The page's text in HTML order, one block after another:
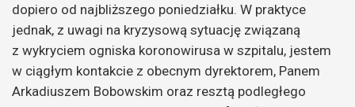
dopiero od najbliższego poniedziałku. W praktyce
jednak, z uwagi na kryzysową sytuację związaną
z wykryciem ogniska koronowirusa w szpitalu, jestem
w ciągłym kontakcie z obecnym dyrektorem, Panem
Arkadiuszem Bobowskim oraz resztą podległego